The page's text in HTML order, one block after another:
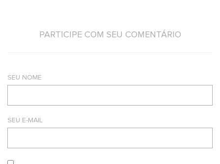
PARTICIPE COM SEU COMENTÁRIO
SEU NOME
SEU E-MAIL